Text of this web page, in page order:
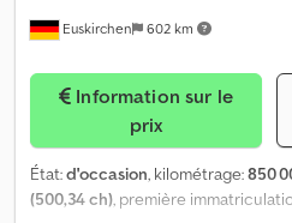
Euskirchen 602 km
prix
État:d'occasion, kilométrage:850
(500,34 ch), première